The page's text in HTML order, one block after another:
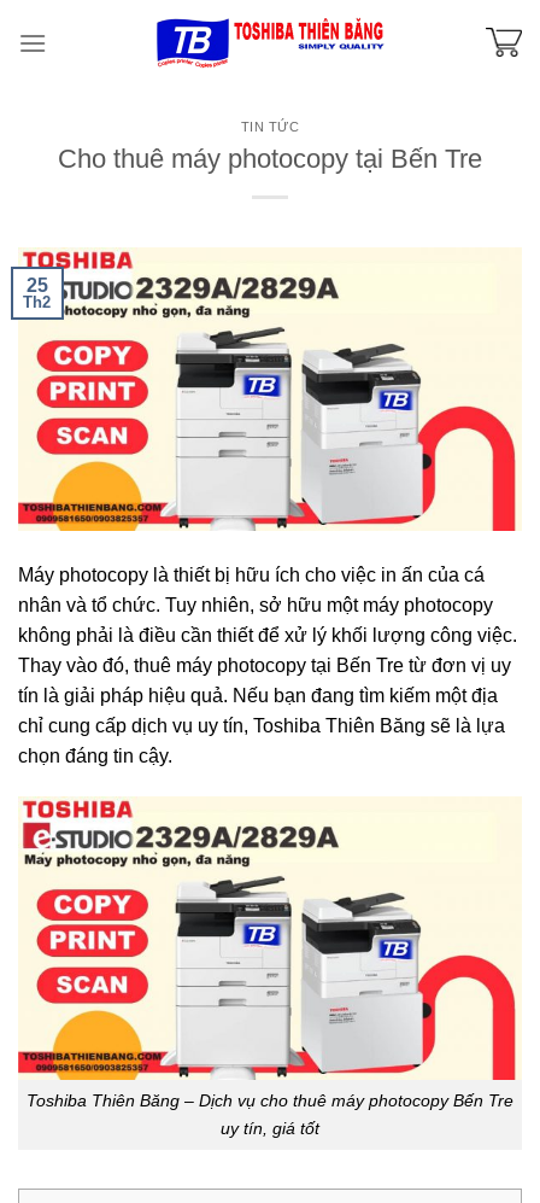
TIN TỨC
Cho thuê máy photocopy tại Bến Tre
25
Th2
Máy photocopy là thiết bị hữu ích cho việc in ấn của cá
nhân và tổ chức. Tuy nhiên, sở hữu một máy photocopy
không phải là điều cần thiết để xử lý khối lượng công việc.
Thay vào đó, thuê máy photocopy tại Bến Tre từ đơn vị uy
tín là giải pháp hiệu quả. Nếu bạn đang tìm kiếm một địa
chỉ cung cấp dịch vụ uy tín, Toshiba Thiên Băng sẽ là lựa
chọn đáng tin cậy.
Toshiba Thiên Băng – Dịch vụ cho thuê máy photocopy Bến Tre
uy tín, giá tốt